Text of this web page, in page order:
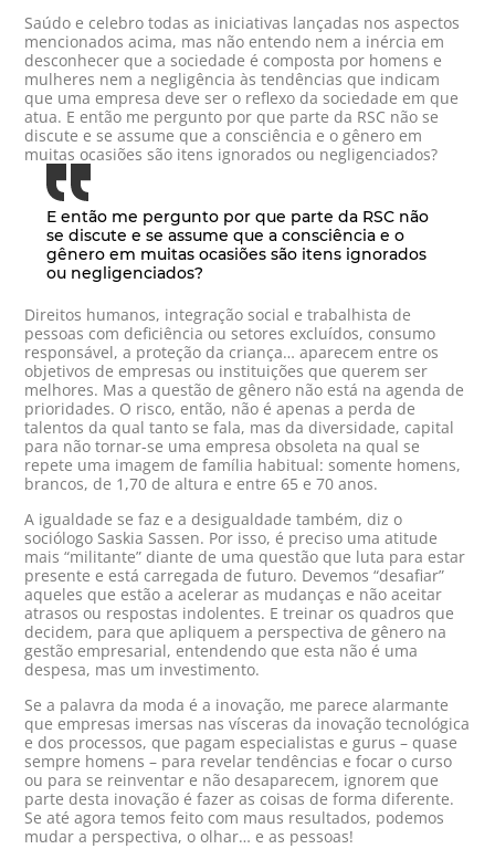
Saúdo e celebro todas as iniciativas lançadas nos aspectos
mencionados acima, mas não entendo nem a inércia em
desconhecer que a sociedade é composta por homens e
mulheres nem a negligência às tendências que indicam
que uma empresa deve ser o reflexo da sociedade em que
atua. E então me pergunto por que parte da RSC não se
discute e se assume que a consciência e o gênero em
muitas ocasiões são itens ignorados ou negligenciados?
E então me pergunto por que parte da RSC não
se discute e se assume que a consciência e o
gênero em muitas ocasiões são itens ignorados
ou negligenciados?
Direitos humanos, integração social e trabalhista de
pessoas com deficiência ou setores excluídos, consumo
responsável, a proteção da criança… aparecem entre os
objetivos de empresas ou instituições que querem ser
melhores. Mas a questão de gênero não está na agenda de
prioridades. O risco, então, não é apenas a perda de
talentos da qual tanto se fala, mas da diversidade, capital
para não tornar-se uma empresa obsoleta na qual se
repete uma imagem de família habitual: somente homens,
brancos, de 1,70 de altura e entre 65 e 70 anos.
A igualdade se faz e a desigualdade também, diz o
sociólogo Saskia Sassen. Por isso, é preciso uma atitude
mais “militante” diante de uma questão que luta para estar
presente e está carregada de futuro. Devemos “desafiar”
aqueles que estão a acelerar as mudanças e não aceitar
atrasos ou respostas indolentes. E treinar os quadros que
decidem, para que apliquem a perspectiva de gênero na
gestão empresarial, entendendo que esta não é uma
despesa, mas um investimento.
Se a palavra da moda é a inovação, me parece alarmante
que empresas imersas nas vísceras da inovação tecnológica
e dos processos, que pagam especialistas e gurus – quase
sempre homens – para revelar tendências e focar o curso
ou para se reinventar e não desaparecem, ignorem que
parte desta inovação é fazer as coisas de forma diferente.
Se até agora temos feito com maus resultados, podemos
mudar a perspectiva, o olhar… e as pessoas!